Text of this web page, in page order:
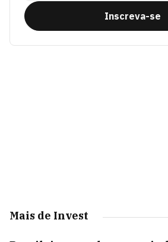
Inscreva-se
Mais de Invest